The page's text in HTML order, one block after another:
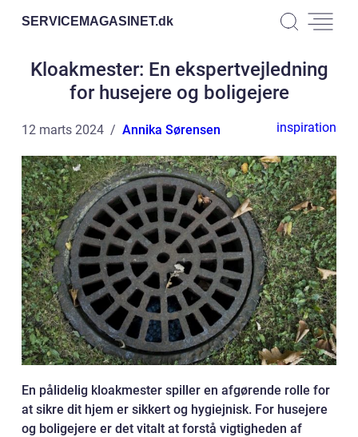
SERVICEMAGASINET.dk
Kloakmester: En ekspertvejledning
for husejere og boligejere
12 marts 2024 Annika Sørensen inspiration
En pålidelig kloakmester spiller en afgørende rolle for
at sikre dit hjem er sikkert og hygiejnisk. For husejere
og boligejere er det vitalt at forstå vigtigheden af